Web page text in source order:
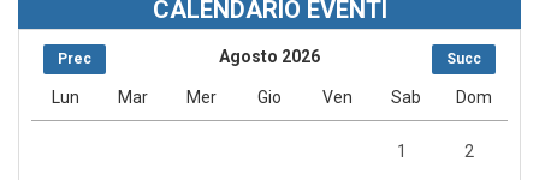
CALENDARIO EVENTI
Prec Succ
Agosto 2026
Lun Mar Mer Gio Ven Sab Dom
1 2